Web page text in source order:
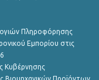
Πληροφόρησης
Εμπορίου στις
Κυβέρνησης